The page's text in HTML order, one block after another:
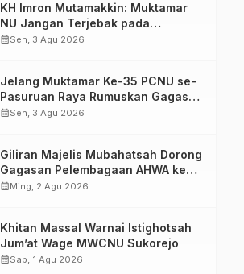
KH Imron Mutamakkin: Muktamar
NU Jangan Terjebak pada
Perebutan Kursi Ketua Umum
calendar_monthSen, 3 Agu 2026
Jelang Muktamar Ke-35 PCNU se-
Pasuruan Raya Rumuskan Gagasan
Transformasi Gerakan NU Menuju
calendar_monthSen, 3 Agu 2026
Giliran Majelis Mubahatsah Dorong
Gagasan Pelembagaan AHWA ke
Forum Muktamar Mendatang
calendar_monthMing, 2 Agu 2026
Khitan Massal Warnai Istighotsah
Jum’at Wage MWCNU Sukorejo
calendar_monthSab, 1 Agu 2026